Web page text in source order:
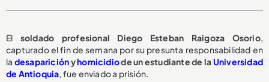
El soldado profesional Diego Esteban Raigoza Osorio,
capturado el fin de semana por su presunta responsabilidad en
la desapariciónyhomicidiode un estudiante de laUniversidad
de Antioquia, fue enviado a prisión.